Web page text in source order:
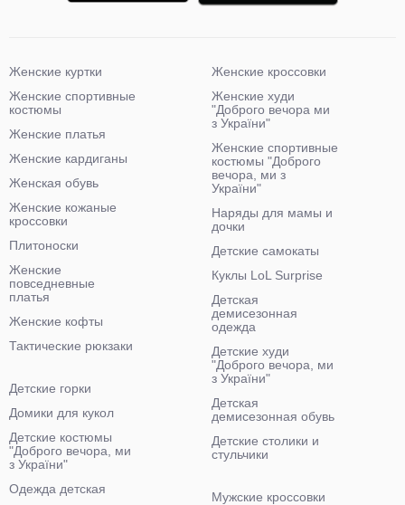
Женские куртки
Женские спортивные
костюмы
Женские платья
Женские кардиганы
Женская обувь
Женские кожаные
кроссовки
Плитоноски
Женские
повседневные
платья
Женские кофты
Тактические рюкзаки
Женские кроссовки
Женские худи
"Доброго вечора ми
з України"
Женские спортивные
костюмы "Доброго
вечора, ми з
України"
Наряды для мамы и
дочки
Детские самокаты
Куклы LoL Surprise
Детская
демисезонная
одежда
Детские худи
"Доброго вечора, ми
з України"
Детская
демисезонная обувь
Детские столики и
стульчики
Детские горки
Домики для кукол
Детские костюмы
"Доброго вечора, ми
з України"
Одежда детская
Мужские кроссовки